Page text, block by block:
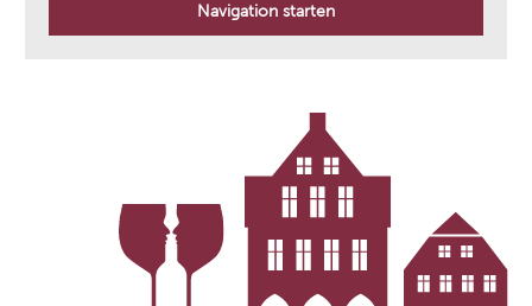
Navigation starten